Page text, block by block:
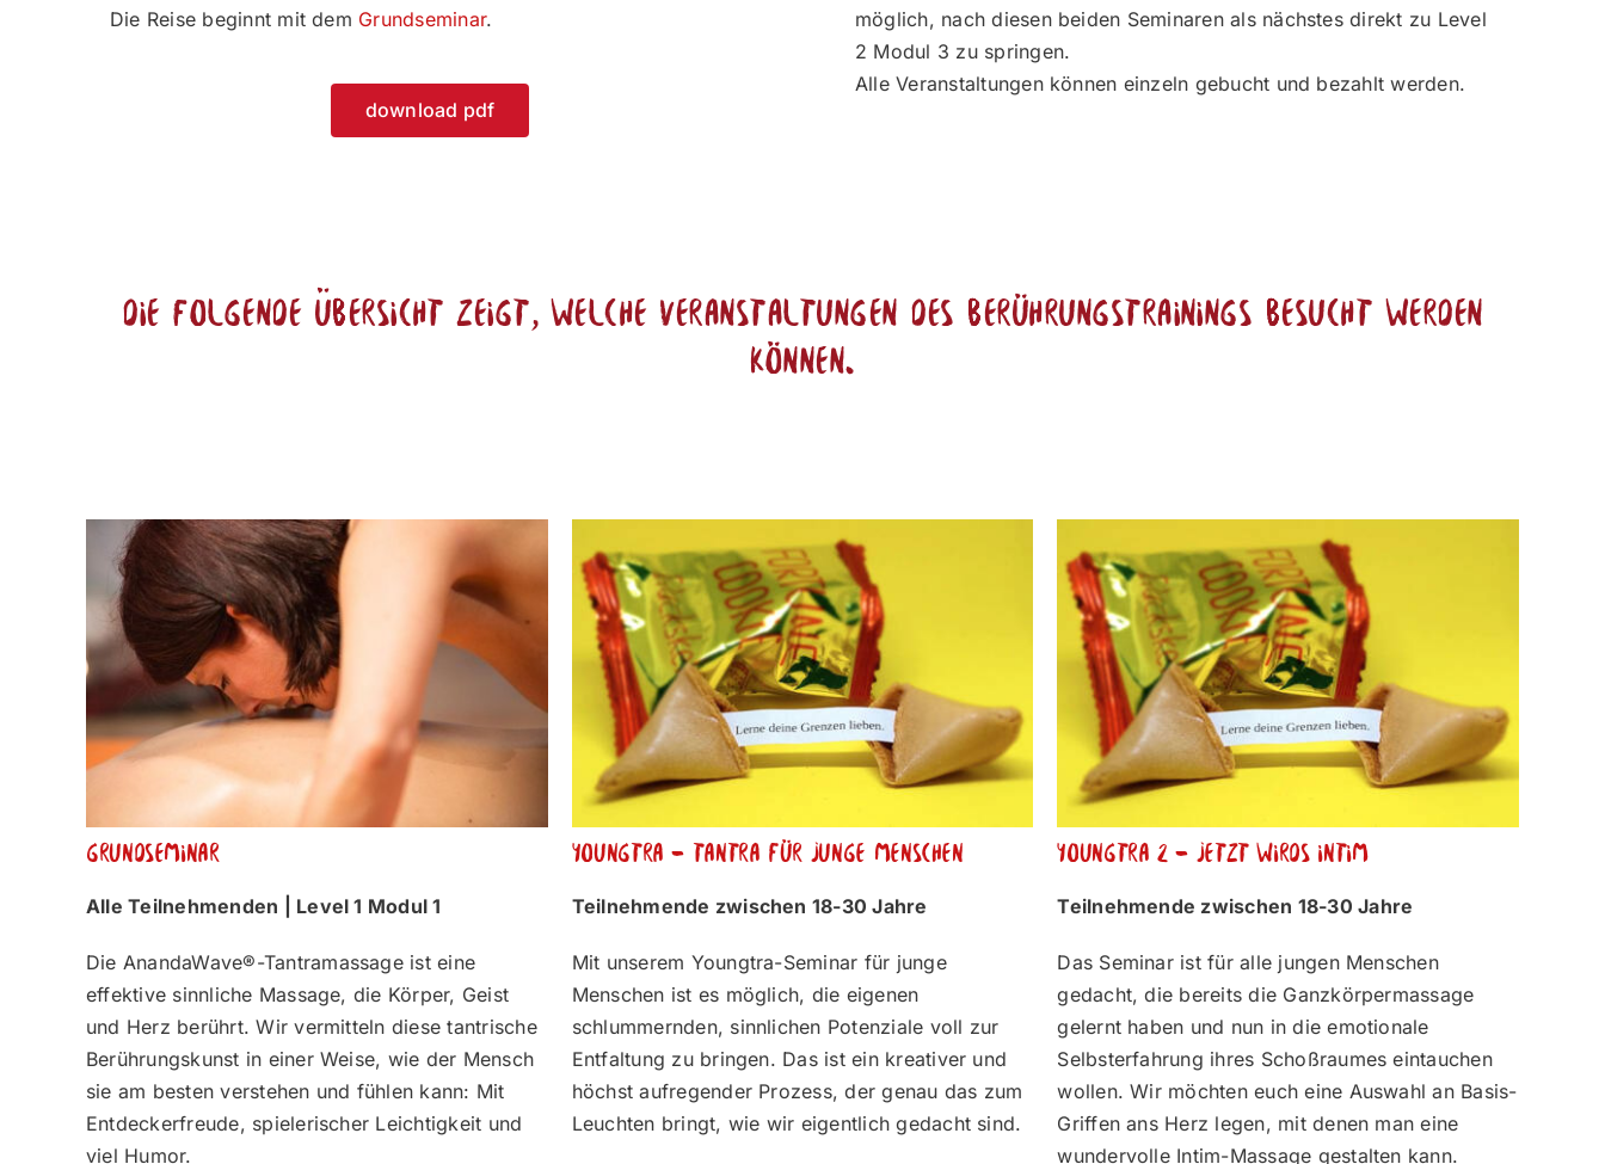
Die Reise beginnt mit dem Grundseminar.
download pdf
möglich, nach diesen beiden Seminaren als nächstes direkt zu Level
2 Modul 3 zu springen.
Alle Veranstaltungen können einzeln gebucht und bezahlt werden.
Die folgende Übersicht zeigt, welche Veranstaltungen des Berührungstrainings besucht werden
können.
Grundseminar
Alle Teilnehmenden | Level 1 Modul 1
Die AnandaWave®-Tantramassage ist eine
effektive sinnliche Massage, die Körper, Geist
und Herz berührt. Wir vermitteln diese tantrische
Berührungskunst in einer Weise, wie der Mensch
sie am besten verstehen und fühlen kann: Mit
Entdeckerfreude, spielerischer Leichtigkeit und
viel Humor.
Youngtra – Tantra für junge Menschen
Teilnehmende zwischen 18-30 Jahre
Mit unserem Youngtra-Seminar für junge
Menschen ist es möglich, die eigenen
schlummernden, sinnlichen Potenziale voll zur
Entfaltung zu bringen. Das ist ein kreativer und
höchst aufregender Prozess, der genau das zum
Leuchten bringt, wie wir eigentlich gedacht sind.
Youngtra 2 – Jetzt wirds intim
Teilnehmende zwischen 18-30 Jahre
Das Seminar ist für alle jungen Menschen
gedacht, die bereits die Ganzkörpermassage
gelernt haben und nun in die emotionale
Selbsterfahrung ihres Schoßraumes eintauchen
wollen. Wir möchten euch eine Auswahl an Basis-
Griffen ans Herz legen, mit denen man eine
wundervolle Intim-Massage gestalten kann.